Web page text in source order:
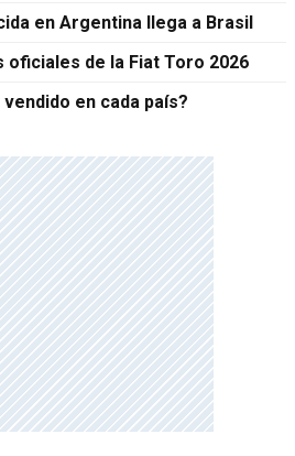
en Argentina llega a Brasil
oficiales de la Fiat Toro 2026
en cada país?